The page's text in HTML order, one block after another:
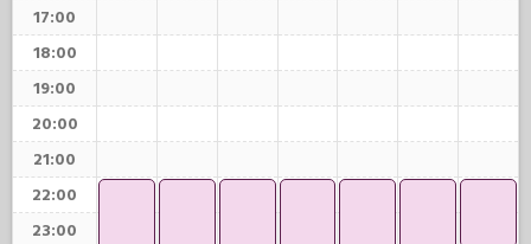
17:00
18:00
19:00
20:00
21:00
22:00
23:00